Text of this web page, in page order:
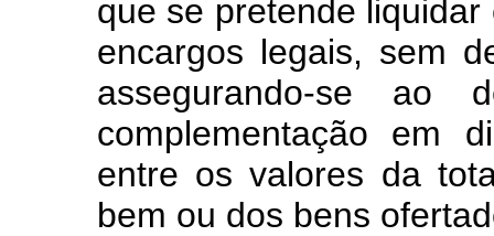
que se pretende
encargos legais, sem
assegurando-se ao
complementação em
entre os valores da
bem ou dos bens